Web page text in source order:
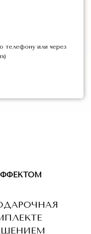
телефону или через